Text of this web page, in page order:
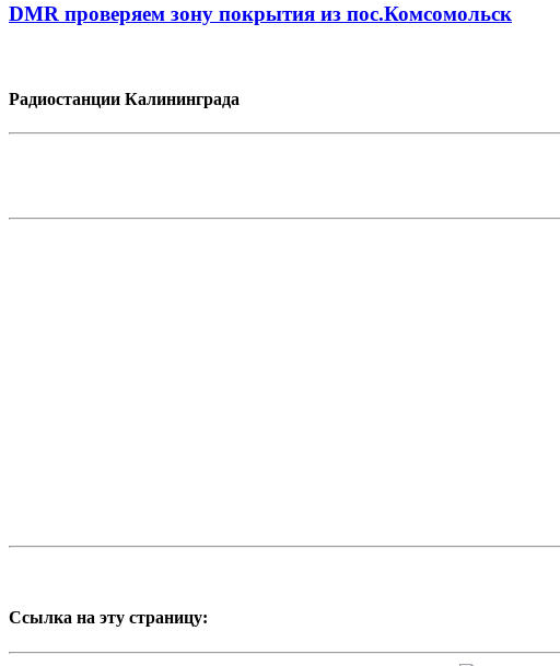
DMR проверяем зону покрытия из пос.Комсомольск
Радиостанции Калининграда
Ссылка на эту страницу: